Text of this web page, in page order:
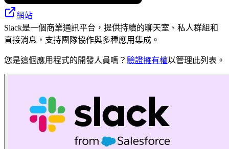
網站
Slack是一個商業通訊平台，提供持續的聊天室、私人群組和
直接消息，支持團隊協作與多種應用集成。
您是這個應用程式的開發人員嗎？ 驗證擁有權以管理此列表。